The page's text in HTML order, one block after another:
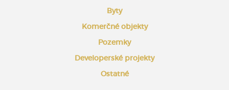
Byty
Komerčné objekty
Pozemky
Developerské projekty
Ostatné